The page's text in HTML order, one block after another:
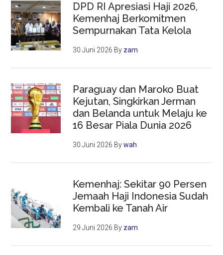
DPD RI Apresiasi Haji 2026,
Kemenhaj Berkomitmen
Sempurnakan Tata Kelola
30 Juni 2026 By zam
Paraguay dan Maroko Buat
Kejutan, Singkirkan Jerman
dan Belanda untuk Melaju ke
16 Besar Piala Dunia 2026
30 Juni 2026 Bywah
Kemenhaj: Sekitar 90 Persen
Jemaah Haji Indonesia Sudah
Kembali ke Tanah Air
29 Juni 2026 By zam